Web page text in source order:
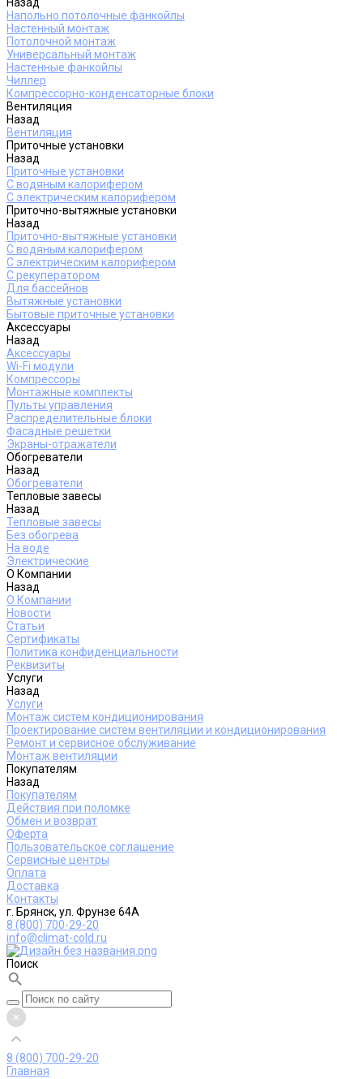
Напольно потолочные фанкойлы
Настенный монтаж
Потолочной монтаж
Универсальный монтаж
Настенные фанкойлы
Чиллер
Компрессорно-конденсаторные блоки
Вентиляция
Назад
Вентиляция
Приточные установки
Назад
Приточные установки
С водяным калорифером
С электрическим калорифером
Приточно-вытяжные установки
Назад
Приточно-вытяжные установки
С водяным калорифером
С электрическим калорифером
С рекуператором
Для бассейнов
Вытяжные установки
Бытовые приточные установки
Аксессуары
Назад
Аксессуары
Wi-Fi модули
Компрессоры
Монтажные комплекты
Пульты управления
Распределительные блоки
Фасадные решетки
Экраны-отражатели
Обогреватели
Назад
Обогреватели
Тепловые завесы
Назад
Тепловые завесы
Без обогрева
На воде
Электрические
О Компании
Назад
О Компании
Новости
Статьи
Сертификаты
Политика конфиденциальности
Реквизиты
Услуги
Назад
Услуги
Монтаж систем кондиционирования
Проектирование систем вентиляции и кондиционирования
Ремонт и сервисное обслуживание
Монтаж вентиляции
Покупателям
Назад
Покупателям
Действия при поломке
Обмен и возврат
Оферта
Пользовательское соглашение
Сервисные центры
Оплата
Доставка
Контакты
г. Брянск, ул. Фрунзе 64А
8 (800) 700-29-20
info@climat-cold.ru
Поиск
8 (800) 700-29-20
Главная